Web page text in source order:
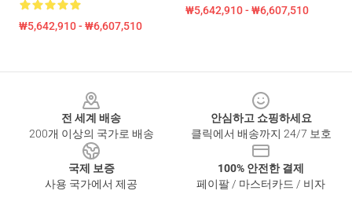
₩5,642,910 - ₩6,607,510
₩5,642,910 - ₩6,607,510
전 세계 배송
200개 이상의 국가로 배송
안심하고 쇼핑하세요
클릭에서 배송까지 24/7 보호
국제 보증
사용 국가에서 제공
100% 안전한 결제
페이팔 / 마스터카드 / 비자